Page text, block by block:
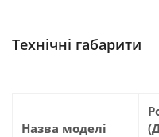
Технічні габарити
Назва моделі